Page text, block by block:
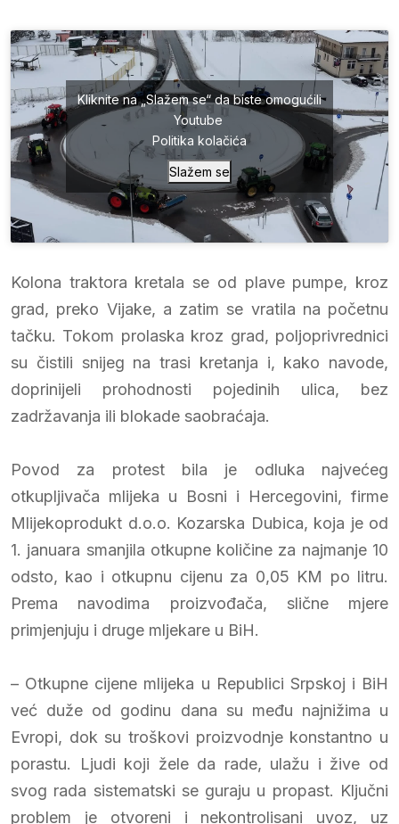
Kliknite na „Slažem se“ da biste omogućili
Youtube
Politika kolačića
Slažem se
Kolona traktora kretala se od plave pumpe, kroz
grad, preko Vijake, a zatim se vratila na početnu
tačku. Tokom prolaska kroz grad, poljoprivrednici
su čistili snijeg na trasi kretanja i, kako navode,
doprinijeli prohodnosti pojedinih ulica, bez
zadržavanja ili blokade saobraćaja.
Povod za protest bila je odluka najvećeg
otkupljivača mlijeka u Bosni i Hercegovini, firme
Mlijekoprodukt d.o.o. Kozarska Dubica, koja je od
1. januara smanjila otkupne količine za najmanje 10
odsto, kao i otkupnu cijenu za 0,05 KM po litru.
Prema navodima proizvođača, slične mjere
primjenjuju i druge mljekare u BiH.
– Otkupne cijene mlijeka u Republici Srpskoj i BiH
već duže od godinu dana su među najnižima u
Evropi, dok su troškovi proizvodnje konstantno u
porastu. Ljudi koji žele da rade, ulažu i žive od
svog rada sistematski se guraju u propast. Ključni
problem je otvoreni i nekontrolisani uvoz, uz